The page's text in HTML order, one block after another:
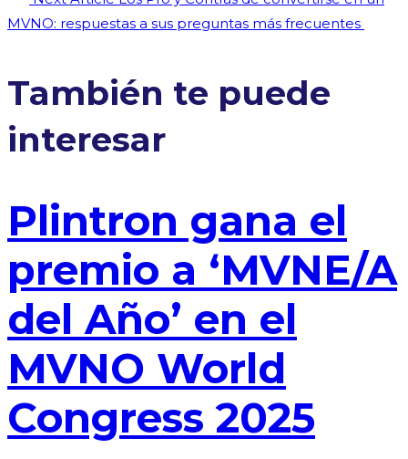
Article
MVNO: respuestas a sus preguntas más frecuentes
También te puede
interesar
Plintron gana el
premio a ‘MVNE/A
del Año’ en el
MVNO World
Congress 2025